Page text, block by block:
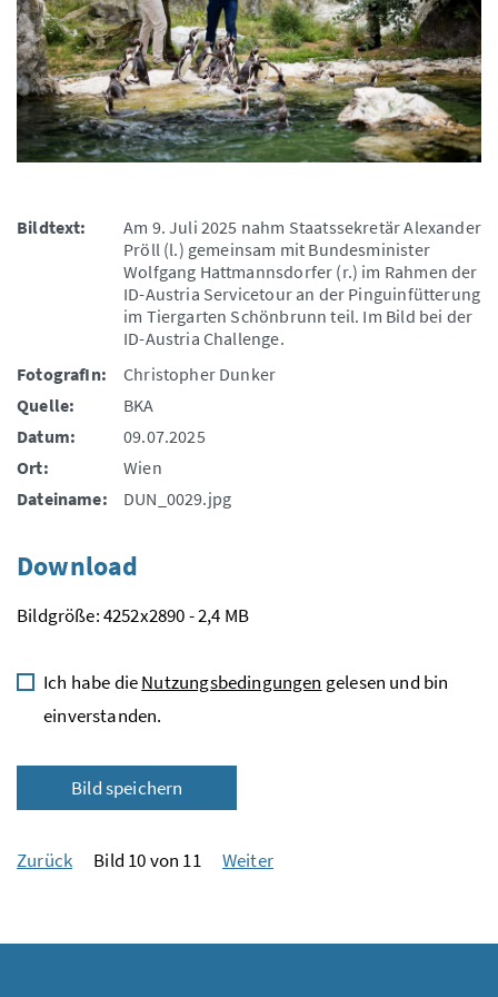
Bildtext:
Am 9. Juli 2025 nahm Staatssekretär Alexander
Pröll (l.) gemeinsam mit Bundesminister
Wolfgang Hattmannsdorfer (r.) im Rahmen der
ID-Austria Servicetour an der Pinguinfütterung
im Tiergarten Schönbrunn teil. Im Bild bei der
ID-Austria Challenge.
FotografIn:
Christopher Dunker
Quelle:
BKA
Datum:
09.07.2025
Ort:
Wien
Dateiname:
DUN_0029.jpg
Download
Bildgröße: 4252x2890 - 2,4 MB
Ich habe dieNutzungsbedingungen gelesen und bin
einverstanden.
Bild speichern
Zurück Bild 10 von 11 Weiter